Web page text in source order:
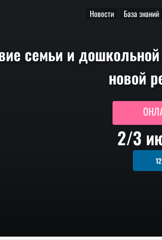
Новости База знаний
семьи и
новой
2/3